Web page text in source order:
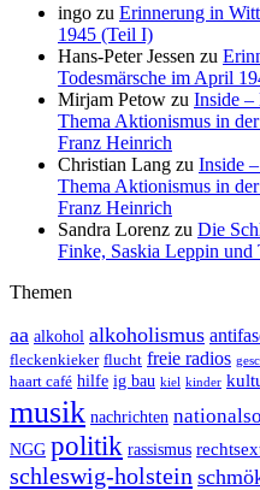
ingo zu Erinnerung in
1945 (Teil I)
Hans-Peter Jessen zu
Todesmärsche im April
Mirjam Petow zu Inside –
Thema Aktionismus in
Franz Heinrich
Christian Lang zu Inside
Thema Aktionismus in
Franz Heinrich
Sandra Lorenz zu Die
Finke, Saskia Leppin und
Themen
aa alkohol alkoholismus
fleckenkieker flucht freie radios
haart café hilfe ig bau kiel kinder
musik nachrichten
NGG politik rassismus
schleswig-holstein